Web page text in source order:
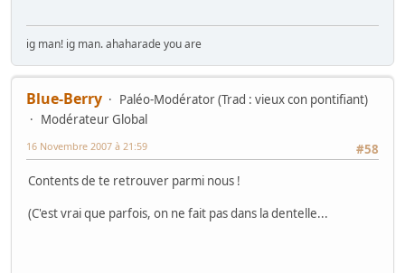
ig man! ig man. ahaharade you are
Blue-Berry
Paléo-Modérator (Trad : vieux con pontifiant)
Modérateur Global
#58
16 Novembre 2007 à 21:59
Contents de te retrouver parmi nous !
(C'est vrai que parfois, on ne fait pas dans la dentelle...